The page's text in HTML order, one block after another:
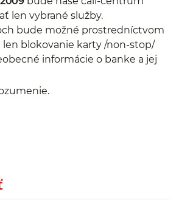
len vybrané služby.
bude možné prostredníctvom
len blokovanie karty /non-stop/
informácie o banke a jej